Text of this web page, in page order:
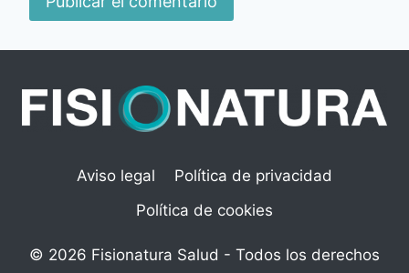
Aviso legal
Política de privacidad
Política de cookies
© 2026 Fisionatura Salud - Todos los derechos